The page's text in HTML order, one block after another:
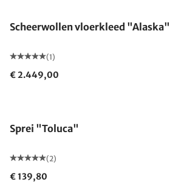
Scheerwollen vloerkleed "Alaska"
(1)
€ 2.449,00
Sprei "Toluca"
(2)
€ 139,80